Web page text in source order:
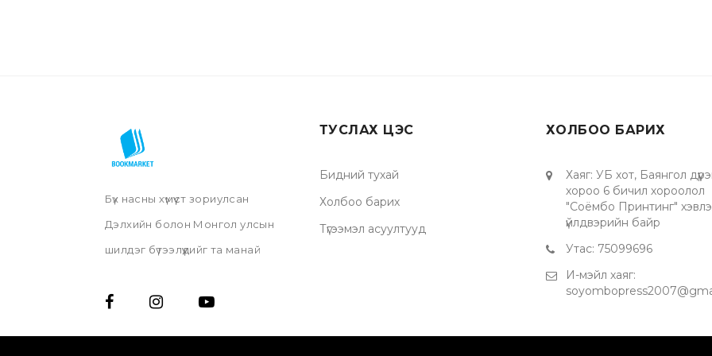
Бүх насны хүмүүст зориулсан
Дэлхийн болон Монгол улсын
шилдэг бүтээлүүдийг та манай
үзэх мөн хүссэн газраа хүргүүлэх
ТУСЛАХ ЦЭС
Бидний тухай
Холбоо барих
Түгээмэл асуултууд
ХОЛБОО БАРИХ
Хаяг: УБ хот, Баянгол
хороо 6 бичил хороолол
"Соёмбо Принтинг"
үйлдвэрийн байр
Утас: 75099696
И-мэйл хаяг: